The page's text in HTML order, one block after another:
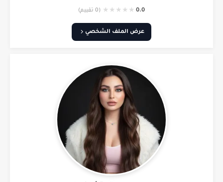
0.0
★
★
★
★
★ (0 تقييم)
عرض الملف الشخصي